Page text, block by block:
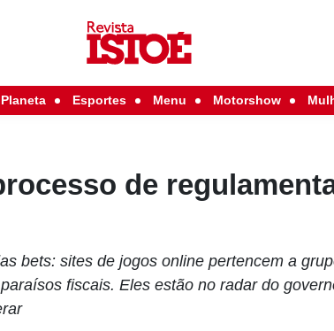
Planeta Esportes Menu Motorshow
de
bets: sites de jogos online pertencem a
fiscais. Eles estão no radar do